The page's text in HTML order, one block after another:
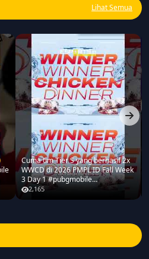
Lihat Semua
Cuma tim Tier S yang berhasil 2x
WWCD di 2026 PMPL ID Fall Week
3 Day 1 #pubgmobile
#2026pmplidfall
2,165